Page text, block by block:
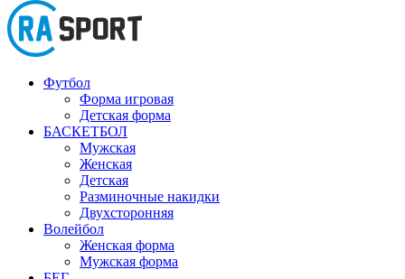
Футбол
Форма игровая
Детская форма
БАСКЕТБОЛ
Мужская
Женская
Детская
Разминочные накидки
Двухсторонняя
Волейбол
Женская форма
Мужская форма